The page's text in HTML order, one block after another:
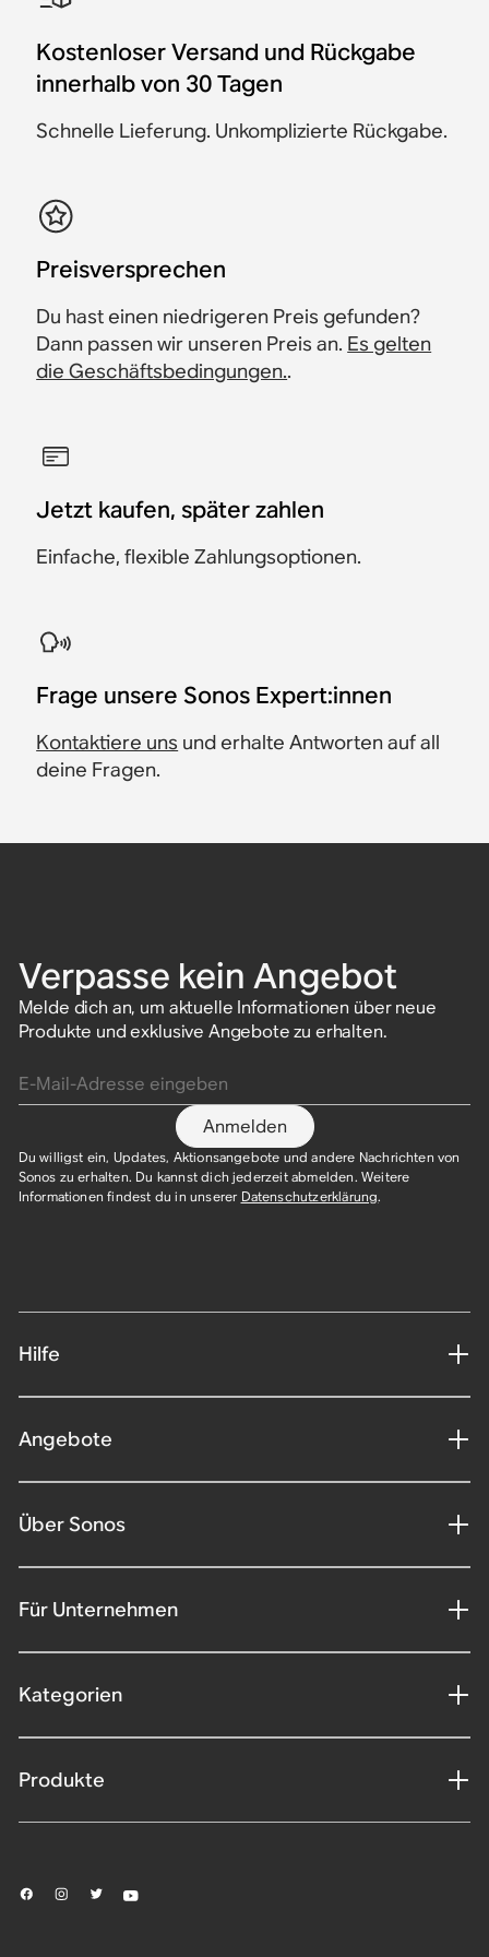
Spare 75 €
568 €
1.856 € 1.956 €
Spare 100 €
Spare 150 €
Spare 60 €
Kostenloser Versand und Rückgabe
innerhalb von 30 Tagen
Schnelle Lieferung. Unkomplizierte Rückgabe.
​Preisversprechen
Du hast einen niedrigeren Preis gefunden?
Dann passen wir unseren Preis an. Es gelten
die Geschäftsbedingungen..
Jetzt kaufen, später zahlen
Einfache, flexible Zahlungsoptionen.
​Frage unsere Sonos Expert:innen
Kontaktiere uns und erhalte Antworten auf all
deine Fragen.
Verpasse kein Angebot
Melde dich an, um aktuelle Informationen über neue
Produkte und exklusive Angebote zu erhalten.
Anmelden
Du willigst ein, Updates, Aktionsangebote und andere Nachrichten von
Sonos zu erhalten. Du kannst dich jederzeit abmelden. Weitere
Informationen findest du in unserer Datenschutzerklärung.​
Hilfe
Angebote
Über Sonos
Für Unternehmen
Kategorien
Produkte